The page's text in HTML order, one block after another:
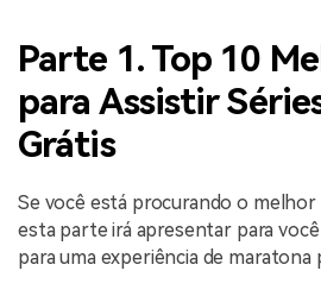
Parte 1. Top 10
para Assistir
Grátis
Se você está procurando o melhor
esta parte irá apresentar para
para uma experiência de maratona